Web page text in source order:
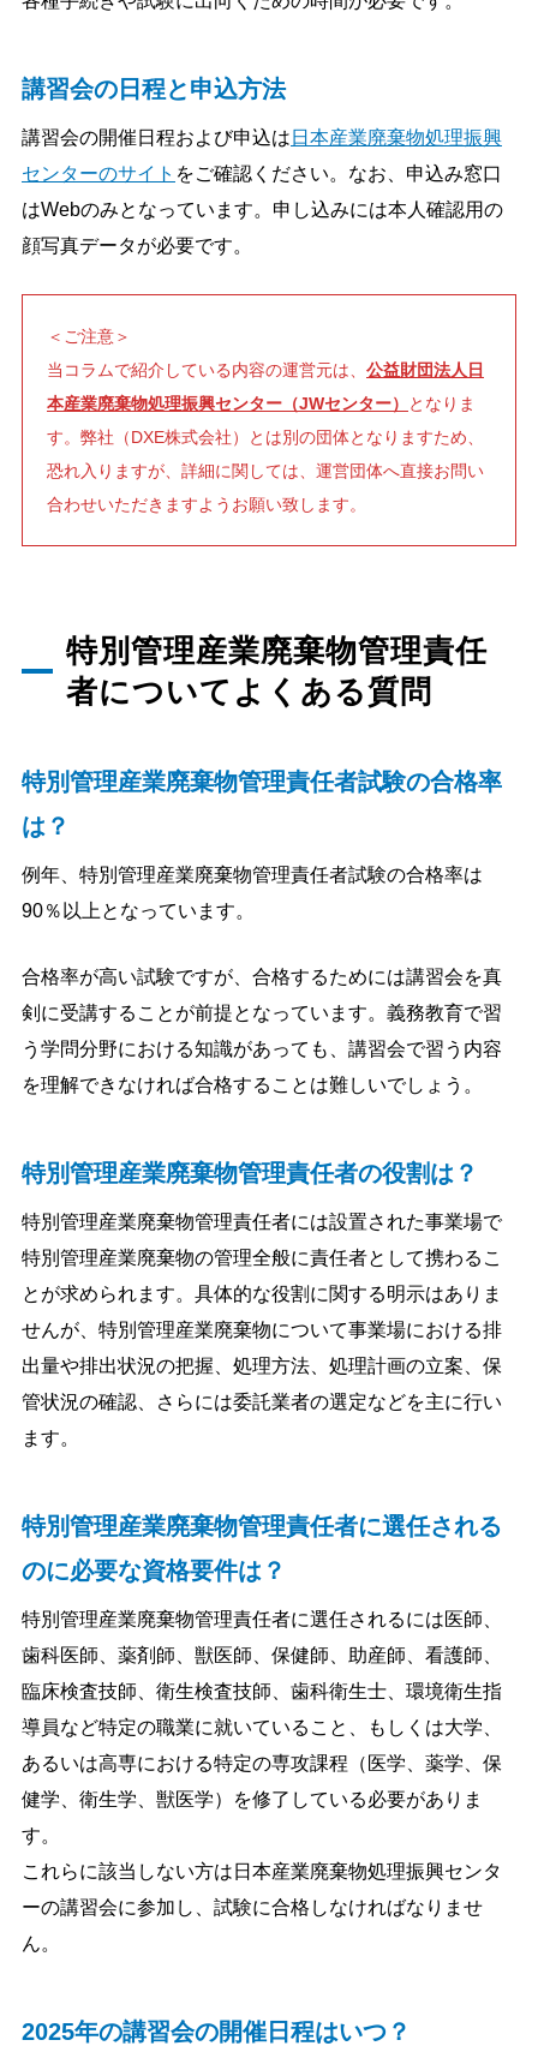
講習会の日程と申込方法
講習会の開催日程および申込は 日本産業廃棄物処理振興
センターのサイト をご確認ください。なお、申込み窓口
はWebのみとなっています。申し込みには本人確認用の
顔写真データが必要です。
＜ご注意＞
当コラムで紹介している内容の運営元は、 公益財団法人日
本産業廃棄物処理振興センター（JWセンター）
となりま
す。弊社（DXE株式会社）とは別の団体となりますため、
恐れ入りますが、詳細に関しては、運営団体へ直接お問い
合わせいただきますようお願い致します。
特別管理産業廃棄物管理責任
者についてよくある質問
特別管理産業廃棄物管理責任者試験の合格率
は？
例年、特別管理産業廃棄物管理責任者試験の合格率は
90％以上となっています。
合格率が高い試験ですが、合格するためには講習会を真
剣に受講することが前提となっています。義務教育で習
う学問分野における知識があっても、講習会で習う内容
を理解できなければ合格することは難しいでしょう。
特別管理産業廃棄物管理責任者の役割は？
特別管理産業廃棄物管理責任者には設置された事業場で
特別管理産業廃棄物の管理全般に責任者として携わるこ
とが求められます。具体的な役割に関する明示はありま
せんが、特別管理産業廃棄物について事業場における排
出量や排出状況の把握、処理方法、処理計画の立案、保
管状況の確認、さらには委託業者の選定などを主に行い
ます。
特別管理産業廃棄物管理責任者に選任される
のに必要な資格要件は？
特別管理産業廃棄物管理責任者に選任されるには医師、
歯科医師、薬剤師、獣医師、保健師、助産師、看護師、
臨床検査技師、衛生検査技師、歯科衛生士、環境衛生指
導員など特定の職業に就いていること、もしくは大学、
あるいは高専における特定の専攻課程（医学、薬学、保
健学、衛生学、獣医学）を修了している必要がありま
す。
これらに該当しない方は日本産業廃棄物処理振興センタ
ーの講習会に参加し、試験に合格しなければなりませ
ん。
2025年の講習会の開催日程はいつ？